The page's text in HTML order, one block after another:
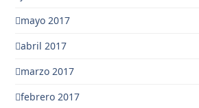
mayo 2017
abril 2017
marzo 2017
febrero 2017